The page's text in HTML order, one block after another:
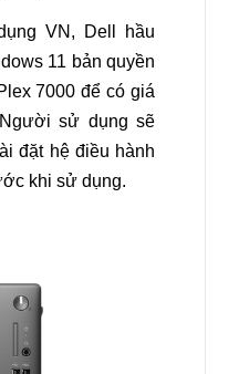
VN, Dell hầu
11 bản quyền
7000 để có giá
sử dụng sẽ
đặt hệ điều hành
khi sử dụng.